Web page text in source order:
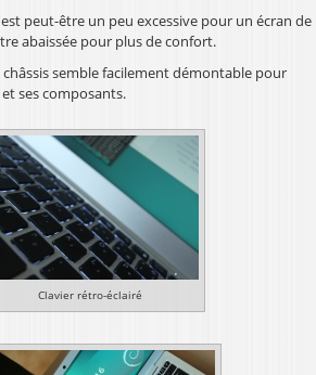
peut-être un peu excessive pour un écran de
abaissée pour plus de confort.
semble facilement démontable pour
ses composants.
Clavier rétro-éclairé